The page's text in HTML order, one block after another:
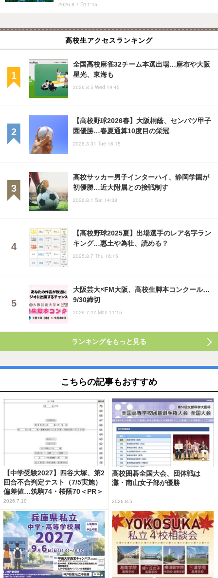
2026.8.7 Fri 1:45
高校生アクセスランキング
全国高校麻雀32チーム本選出場…麻布や大阪
星光、東海も
2026.8.5 Wed 19:45
【高校野球2026春】大阪桐蔭、センバツ甲子
園優勝…春夏通算10度目の栄冠
2026.3.31 Tue 16:15
高校サッカー男子インターハイ、静岡学園が
初優勝…近大附属との接戦制す
2026.8.1 Sat 14:38
【高校野球2025夏】出場選手のレア名字ラン
キング…惠土や為壮、読める？
2025.8.7 Thu 16:15
大阪芸大×FM大阪、高校生脚本コンクール…
9/30締切
2026.7.27 Mon 11:15
ランキングをもっと見る
こちらの記事もおすすめ
【中学受験2027】四谷大塚、第2
回合不合判定テスト（7/5実施）
偏差値…筑駒74・桜蔭70＜PR＞
2026.7.10
高校囲碁全国大会、団体戦は
灘・南山女子部が優勝
2026.8.5